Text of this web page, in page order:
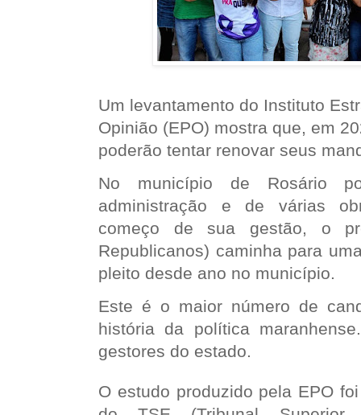
Um levantamento do Instituto
Opinião (EPO) mostra que, em
poderão tentar renovar seus
No município de Rosário
administração e de várias
começo de sua gestão, o
Republicanos) caminha para
pleito desde ano no município.
Este é o maior número de
história da política
gestores do estado.
O estudo produzido pela EPO